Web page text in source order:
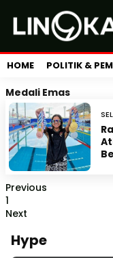
HOME POLITIK &
Medali Emas
Previous
1
Next
Hype